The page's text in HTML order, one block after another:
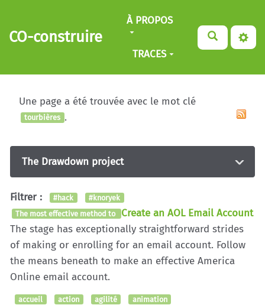
Aller au contenu principal
CO-construire
À PROPOS
TRACES
Une page a été trouvée avec le mot clé
tourbières .
The Drawdown project
Filtrer : #hack
#knoryek
The most effective method to Create an AOL Email Account
The stage has exceptionally straightforward strides
of making or enrolling for an email account. Follow
the means beneath to make an effective America
Online email account.
accueil action agilité
animation